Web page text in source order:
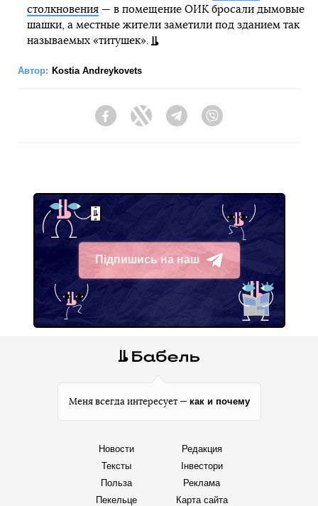
столкновения— в помещение ОИК бросали дымовые
шашки, а местные жители заметили под зданием так
называемых «титушек».
Автор: Kostia Andreykovets
FacebookTwitter Telegram
Підпишись на наш
Telegram
Меня всегда интересует — как и почему
Новости
Тексты
Польза
Пекельце
Редакция
Інвестори
Реклама
Карта сайта